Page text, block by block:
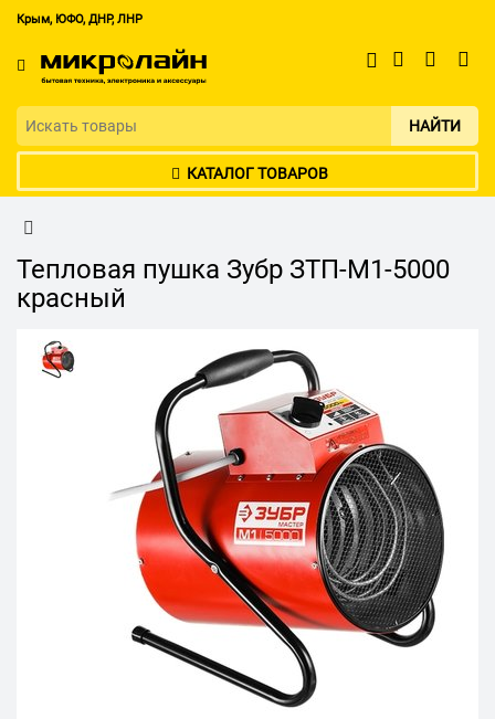
Крым, ЮФО, ДНР, ЛНР
НАЙТИ
КАТАЛОГ ТОВАРОВ
Тепловая пушка Зубр ЗТП-М1-5000
красный